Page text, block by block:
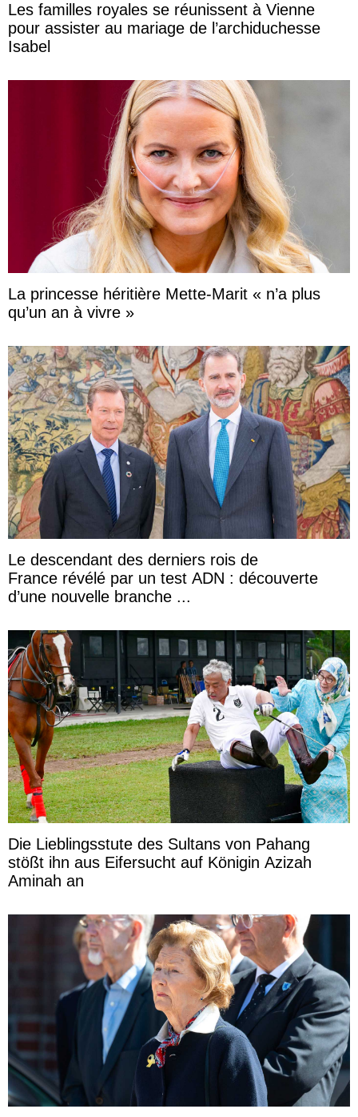
Les familles royales se réunissent à Vienne
pour assister au mariage de l’archiduchesse
Isabel
La princesse héritière Mette-Marit « n’a plus
qu’un an à vivre »
Le descendant des derniers rois de
France révélé par un test ADN : découverte
d’une nouvelle branche ...
Die Lieblingsstute des Sultans von Pahang
stößt ihn aus Eifersucht auf Königin Azizah
Aminah an